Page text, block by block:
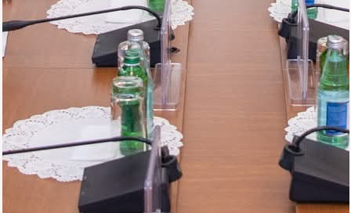
Foto
Dünya Kuboku - 2018
İslamiada-2017
Formula-1
Su İdman növləri
Tokio-2020